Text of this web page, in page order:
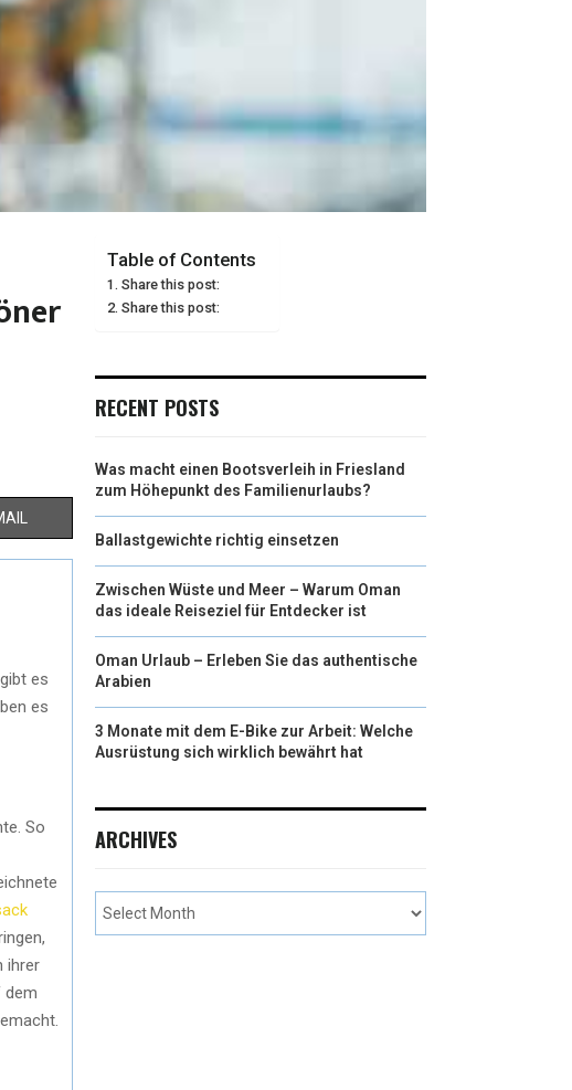
es
es
So
ihrer
dem
Table of Contents
Share this post:
Share this post:
RECENT POSTS
Was macht einen Bootsverleih in Friesland
zum Höhepunkt des Familienurlaubs?
Ballastgewichte richtig einsetzen
Zwischen Wüste und Meer – Warum Oman
das ideale Reiseziel für Entdecker ist
Oman Urlaub – Erleben Sie das authentische
Arabien
3 Monate mit dem E-Bike zur Arbeit: Welche
Ausrüstung sich wirklich bewährt hat
ARCHIVES